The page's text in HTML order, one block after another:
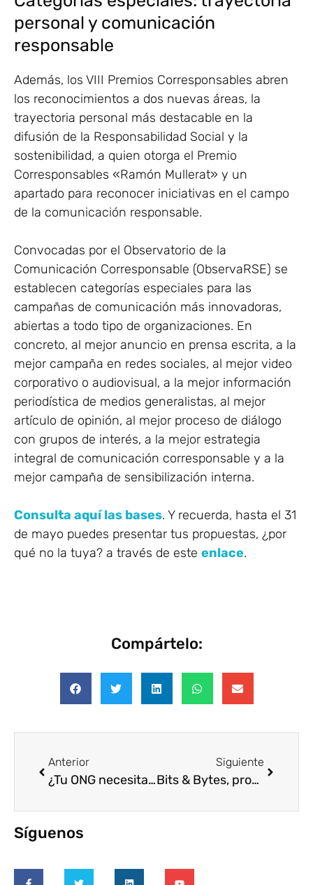
personal y comunicación
responsable
Además, los VIII Premios Corresponsables abren
los reconocimientos a dos nuevas áreas, la
trayectoria personal más destacable en la
difusión de la Responsabilidad Social y la
sostenibilidad, a quien otorga el Premio
Corresponsables «Ramón Mullerat» y un
apartado para reconocer iniciativas en el campo
de la comunicación responsable.
Convocadas por el Observatorio de la
Comunicación Corresponsable (ObservaRSE) se
establecen categorías especiales para las
campañas de comunicación más innovadoras,
abiertas a todo tipo de organizaciones. En
concreto, al mejor anuncio en prensa escrita, a la
mejor campaña en redes sociales, al mejor video
corporativo o audiovisual, a la mejor información
periodística de medios generalistas, al mejor
artículo de opinión, al mejor proceso de diálogo
con grupos de interés, a la mejor estrategia
integral de comunicación corresponsable y a la
mejor campaña de sensibilización interna.
Consulta aquí las bases. Y recuerda, hasta el 31
de mayo puedes presentar tus propuestas, ¿por
qué no la tuya? a través de este enlace.
Compártelo:
Anterior
¿Tu ONG necesita más manos? Aquí tienes un millón por los ODS
Siguiente
Bits & Bytes, programación temprana y en familia con IBM
Síguenos